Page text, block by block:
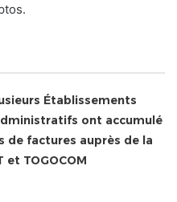
Établissements
ont accumulé
de factures auprès de la
et TOGOCOM